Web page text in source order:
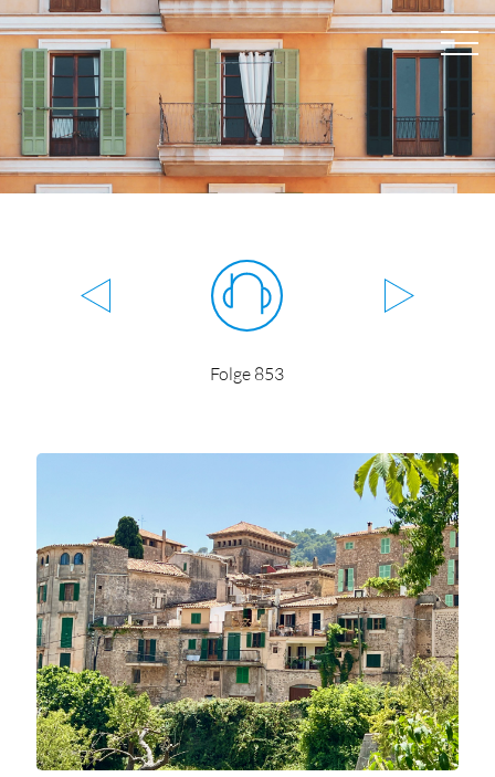
Folge 853